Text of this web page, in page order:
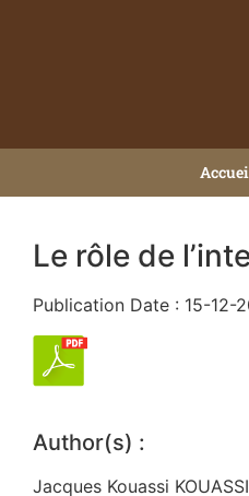
Le rôle de
Publication Date : 15-12-
Author(s) :
Jacques Kouassi